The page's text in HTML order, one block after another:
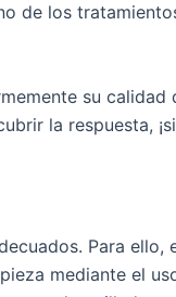
de los
su
la respuesta,
Para ello,
mediante el